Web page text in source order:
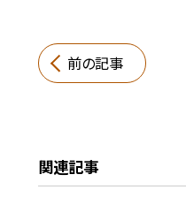
前の記事
関連記事